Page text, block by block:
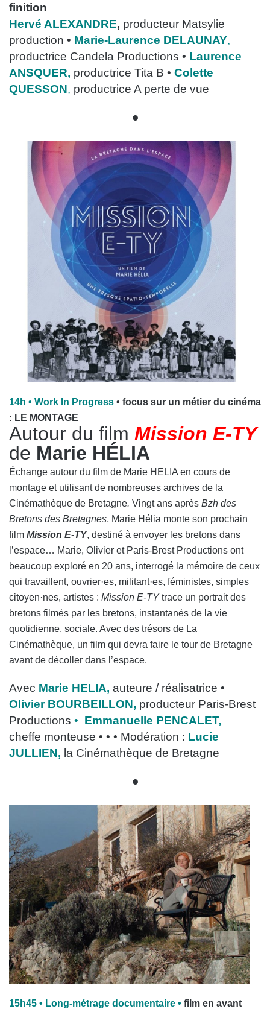
finition
Hervé ALEXANDRE, producteur Matsylie
production • Marie-Laurence DELAUNAY,
productrice Candela Productions • Laurence
ANSQUER, productrice Tita B • Colette
QUESSON, productrice A perte de vue
•
14h • Work In Progress • focus sur un métier du cinéma
: LE MONTAGE
Autour du film Mission E-TY
de Marie HÉLIA
Échange autour du film de Marie HELIA en cours de
montage et utilisant de nombreuses archives de la
Cinémathèque de Bretagne. Vingt ans après Bzh des
Bretons des Bretagnes, Marie Hélia monte son prochain
film Mission E-TY, destiné à envoyer les bretons dans
l’espace… Marie, Olivier et Paris-Brest Productions ont
beaucoup exploré en 20 ans, interrogé la mémoire de ceux
qui travaillent, ouvrier·es, militant·es, féministes, simples
citoyen·nes, artistes : Mission E-TYtrace un portrait des
bretons filmés par les bretons, instantanés de la vie
quotidienne, sociale. Avec des trésors de La
Cinémathèque, un film qui devra faire le tour de Bretagne
avant de décoller dans l’espace.
Avec Marie HELIA, auteure / réalisatrice •
Olivier BOURBEILLON, producteur Paris-Brest
Productions • Emmanuelle PENCALET,
cheffe monteuse • • • Modération : Lucie
JULLIEN, a Cinémathèque de Bretagne
•
15h45 • Long-métrage documentaire • film en avant